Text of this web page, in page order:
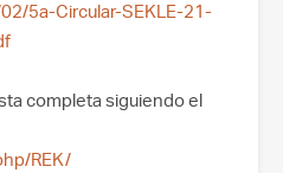
5a-Circular-SEKLE-21-
completa siguiendo el
REK/